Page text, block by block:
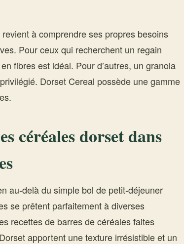
à comprendre ses propres besoins
Pour ceux qui recherchent un regain
fibres est idéal. Pour d’autres, un granola
Dorset Cereal possède une gamme
céréales dorset dans
au-delà du simple bol de petit-déjeuner
se prêtent parfaitement à diverses
recettes de barres de céréales faites
apportent une texture irrésistible et un